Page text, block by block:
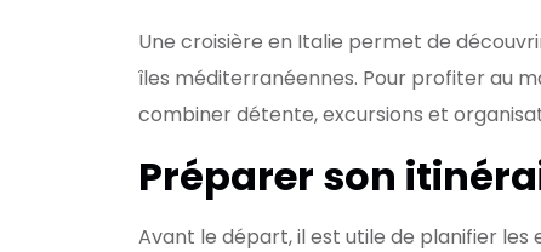
Une croisière en Italie permet de
îles méditerranéennes. Pour profiter au
combiner détente, excursions et
Préparer son
Avant le départ, il est utile de planifier les